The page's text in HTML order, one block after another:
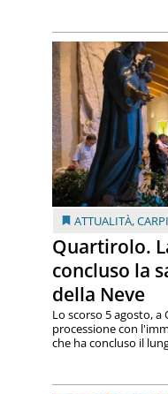
ATTUALITÀ,CARPI
Quartirolo.
concluso la
della Neve
Lo scorso 5 agosto,
processione con
che ha concluso il